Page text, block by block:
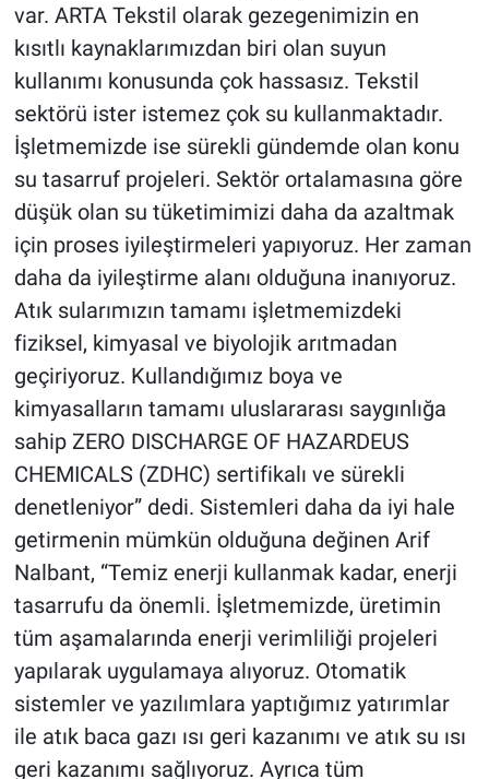
var. ARTA Tekstil olarak gezegenimizin en
kısıtlı kaynaklarımızdan biri olan suyun
kullanımı konusunda çok hassasız. Tekstil
sektörü ister istemez çok su kullanmaktadır.
İşletmemizde ise sürekli gündemde olan konu
su tasarruf projeleri. Sektör ortalamasına göre
düşük olan su tüketimimizi daha da azaltmak
için proses iyileştirmeleri yapıyoruz. Her zaman
daha da iyileştirme alanı olduğuna inanıyoruz.
Atık sularımızın tamamı işletmemizdeki
fiziksel, kimyasal ve biyolojik arıtmadan
geçiriyoruz. Kullandığımız boya ve
kimyasalların tamamı uluslararası saygınlığa
sahip ZERO DISCHARGE OF HAZARDEUS
CHEMICALS (ZDHC) sertifikalı ve sürekli
denetleniyor” dedi. Sistemleri daha da iyi hale
getirmenin mümkün olduğuna değinen Arif
Nalbant, “Temiz enerji kullanmak kadar, enerji
tasarrufu da önemli. İşletmemizde, üretimin
tüm aşamalarında enerji verimliliği projeleri
yapılarak uygulamaya alıyoruz. Otomatik
sistemler ve yazılımlara yaptığımız yatırımlar
ile atık baca gazı ısı geri kazanımı ve atık su ısı
geri kazanımı sağlıyoruz. Ayrıca tüm